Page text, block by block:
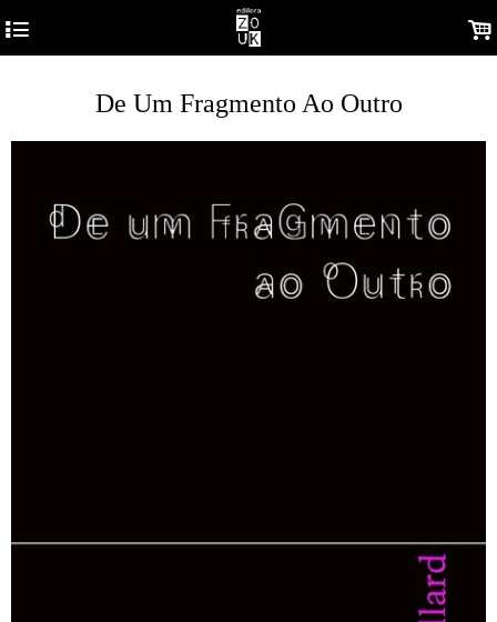
4 .
De Um Fragmento Ao Outro